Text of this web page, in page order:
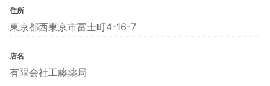
住所
東京都西東京市富士町4-16-7
店名
有限会社工藤薬局